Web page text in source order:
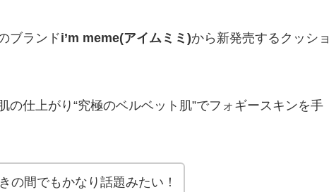
ブランドi’m meme(アイムミミ)から新発売するクッショ
仕上がり“究極のベルベット肌”でフォギースキンを手
の間でもかなり話題みたい！